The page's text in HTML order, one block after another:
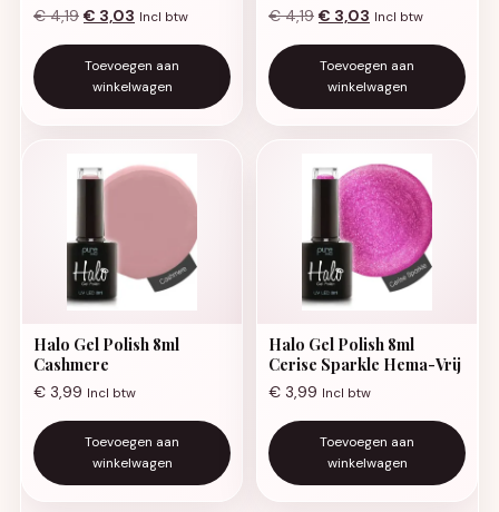
€4,19 Oorspronkelijke prijs was: € 4,19.
€ 3,03 Huidige prijs is: € 3,03.
Incl btw
Toevoegen aan
winkelwagen
€4,19 Oorspronkelijke prijs
€ 3,03 Huidige prijs is: €
Incl btw
Toevoegen aan
winkelwagen
Halo Gel Polish 8ml
Cashmere
€ 3,99 Incl btw
Toevoegen aan
winkelwagen
Halo Gel Polish 8ml
Cerise Sparkle Hema-Vrij
€ 3,99 Incl btw
Toevoegen aan
winkelwagen